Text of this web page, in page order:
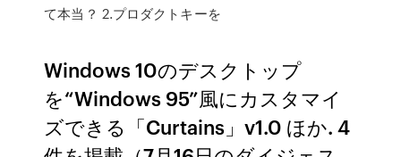
て本当？ 2.プロダクトキーを
Windows 10のデスクトップ
を“Windows 95”風にカスタマイ
ズできる「Curtains」v1.0 ほか. 4